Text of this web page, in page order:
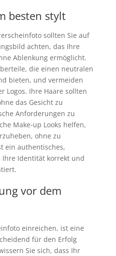
besten stylt
sollten Sie auf
achten, das Ihre
Ablenkung ermöglicht.
die einen neutralen
bieten, und vermeiden
Logos. Ihre Haare sollten
das Gesicht zu
Anforderungen zu
Make-up Looks helfen,
ohne zu
ein authentisches,
Ihre Identität korrekt und
vor dem
einreichen, ist eine
für den Erfolg
Sie sich, dass Ihr